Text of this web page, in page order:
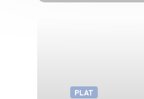
PLAT